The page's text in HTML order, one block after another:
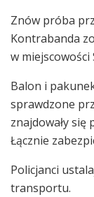
Znów próba
Kontrabanda
w
Balon i
sprawdzone
znajdowały się
Łącznie
Policjanci
transportu.